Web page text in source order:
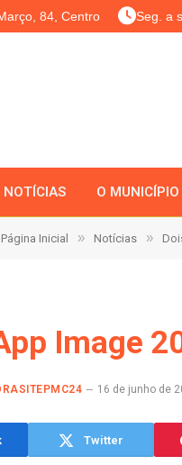
84, Centro Seg. a
NOTÍCIAS O MUNICÍPIO
Página Inicial » Notícias »
Image
16 de junho de
Twitter